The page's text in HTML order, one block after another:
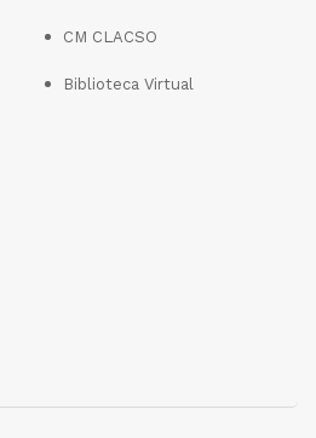
CM CLACSO
Biblioteca Virtual